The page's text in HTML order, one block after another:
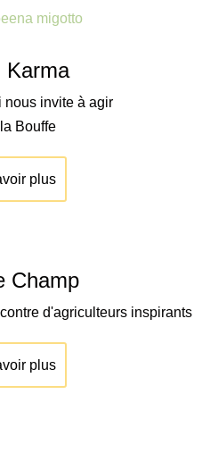
Karma
nous invite à agir
Bouffe
plus
Champ
d'agriculteurs inspirants
plus